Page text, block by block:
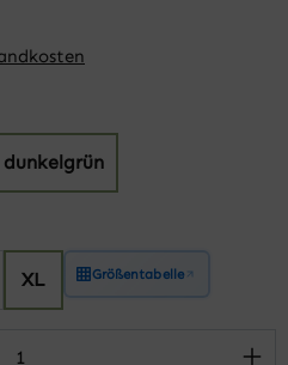
dunkelgrün
XL Größentabelle
den gewünschten